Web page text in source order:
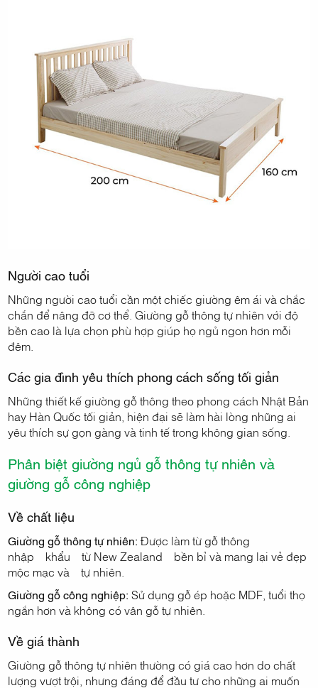
Người cao tuổi
Những người cao tuổi cần một chiếc giường êm ái và chắc
chắn để nâng đỡ cơ thể. Giường gỗ thông tự nhiên với độ
bền cao là lựa chọn phù hợp giúp họ ngủ ngon hơn mỗi
đêm.
Các gia đình yêu thích phong cách sống tối giản
Những thiết kế giường gỗ thông theo phong cách Nhật Bản
hay Hàn Quốc tối giản, hiện đại sẽ làm hài lòng những ai
yêu thích sự gọn gàng và tinh tế trong không gian sống.
Phân biệt giường ngủ gỗ thông tự nhiên và
giường gỗ công nghiệp
Về chất liệu
Giường gỗ thông tự nhiên: Được làm từ gỗ thông
nhập khẩu từ New Zealand bền bỉ và mang lại vẻ đẹp
mộc mạc và tự nhiên.
Giường gỗ công nghiệp:Sử dụng gỗ ép hoặc MDF, tuổi thọ
ngắn hơn và không có vân gỗ tự nhiên.
Về giá thành
Giường gỗ thông tự nhiên thường có giá cao hơn do chất
lượng vượt trội, nhưng đáng để đầu tư cho những ai muốn